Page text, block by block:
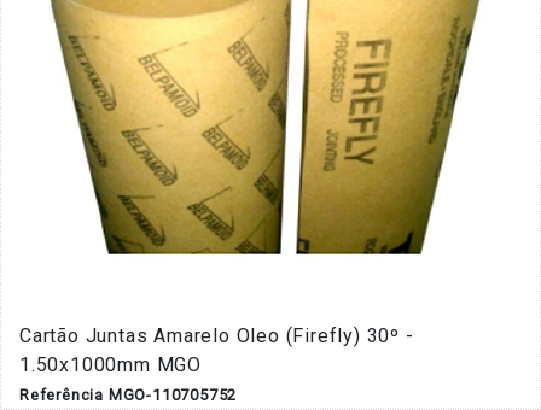
Cartão Juntas Amarelo Oleo (Firefly) 30º -
1.50x1000mm MGO
Referência MGO-110705752